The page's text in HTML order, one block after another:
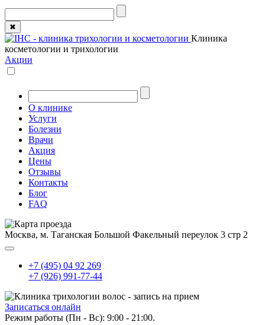
✖
Клиника
косметологии и трихологии
Акции
О клинике
Услуги
Болезни
Врачи
Акция
Цены
Отзывы
Контакты
Блог
FAQ
Москва, м. Таганская Большой Факельный переулок 3 стр 2
+7 (495) 04 92 269
+7 (926) 991-77-44
Записаться онлайн
Режим работы (Пн - Вс): 9:00 - 21:00.